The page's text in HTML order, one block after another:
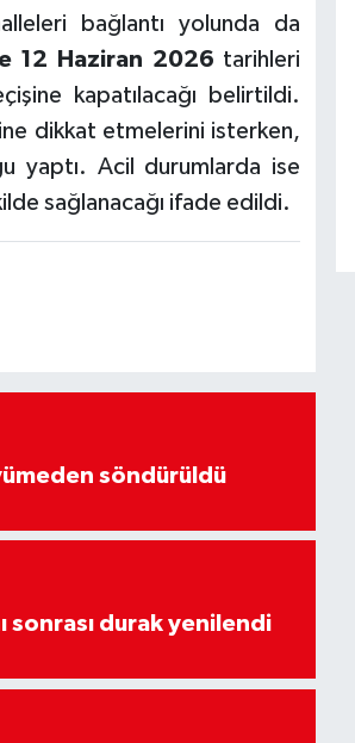
bağlantı yolunda da
12 Haziran 2026 tarihleri
kapatılacağı belirtildi.
dikkat etmelerini isterken,
yaptı. Acil durumlarda ise
sağlanacağı ifade edildi.
söndürüldü
sonrası durak yenilendi